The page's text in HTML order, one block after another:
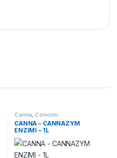
Canna Concimi
CANNA – CANNAZYM
ENZIMI – 1L